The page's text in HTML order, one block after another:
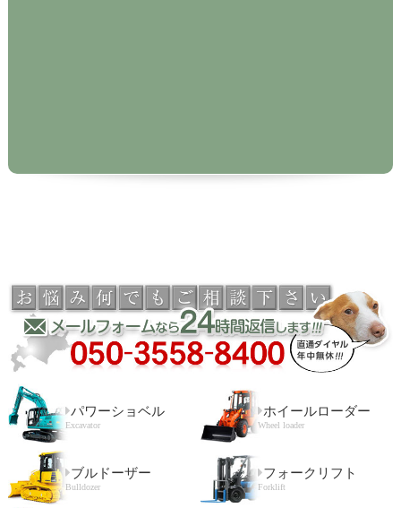
パワーショベル
Excavator
ホイールローダー
Wheel loader
ブルドーザー
Bulldozer
フォークリフト
Forklift